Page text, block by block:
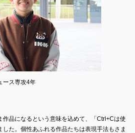
ース専攻4年
品になるという意味を込めて、「Ctrl+Cは使
した。個性あふれる作品たちは表現手法もさま